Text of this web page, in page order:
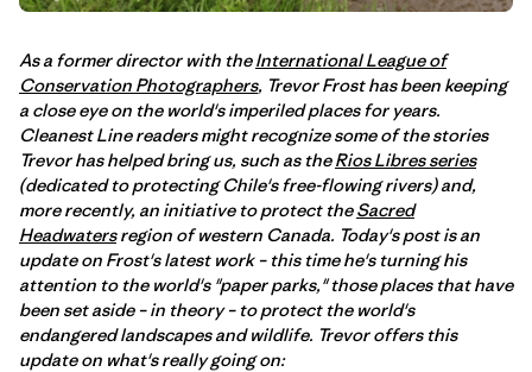
As a former director with theInternational League of
Conservation Photographers, Trevor Frost has been keeping
a close eye on the world's imperiled places for years.
Cleanest Line readers might recognize some of the stories
Trevor has helped bring us, such as theRios Libres series
(dedicated to protecting Chile's free-flowing rivers) and,
more recently, an initiative to protect theSacred
Headwatersregion of western Canada. Today's post is an
update on Frost's latest work – this time he's turning his
attention to the world's "paper parks," those places that have
been set aside – in theory – to protect the world's
endangered landscapes and wildlife. Trevor offers this
update on what's really going on: